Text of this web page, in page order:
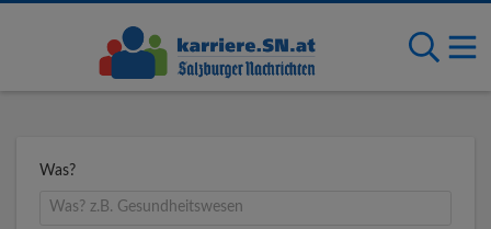
Was?